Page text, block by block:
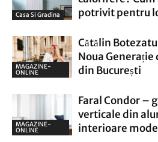
Casa Si Gradina
potrivit pentru
MAGAZINE-
ONLINE
Cătălin
Noua Generație
din București
MAGAZINE-
ONLINE
Faral Condor –
verticale din
interioare